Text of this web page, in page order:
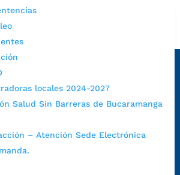
locales 2024-2027
Salud Sin Barreras de Bucaramanga
– Atención Sede Electrónica